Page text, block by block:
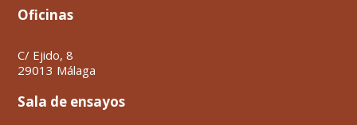
Oficinas
C/ Ejido, 8
29013 Málaga
Sala de ensayos